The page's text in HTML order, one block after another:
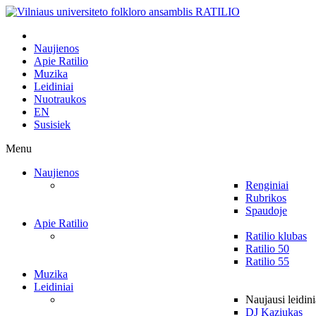
Naujienos
Apie Ratilio
Muzika
Leidiniai
Nuotraukos
EN
Susisiek
Menu
Naujienos
Renginiai
Rubrikos
Spaudoje
Apie Ratilio
Ratilio klubas
Ratilio 50
Ratilio 55
Muzika
Leidiniai
Naujausi
DJ Kaziukas